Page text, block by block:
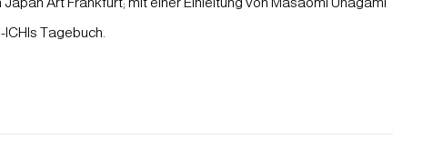
Tagebuch.